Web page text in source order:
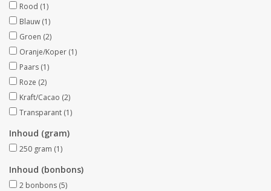
Rood (1)
Blauw (1)
Groen (2)
Oranje/Koper (1)
Paars (1)
Roze (2)
Kraft/Cacao (2)
Transparant (1)
Inhoud (gram)
250 gram (1)
Inhoud (bonbons)
2 bonbons (5)